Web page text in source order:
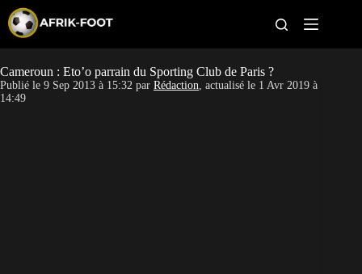
p
o
c
CAN féminine
Cameroun : Eto’o parrain du Sporting Club de Paris ?
Publié le 9 Sep 2013 à 15:32 par Rédaction, actualisé le 1 Avr 2019 à
14:49